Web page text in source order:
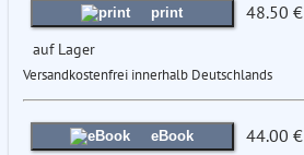
print 48.50 €
auf Lager
Versandkostenfrei innerhalb Deutschlands
eBook 44.00 €